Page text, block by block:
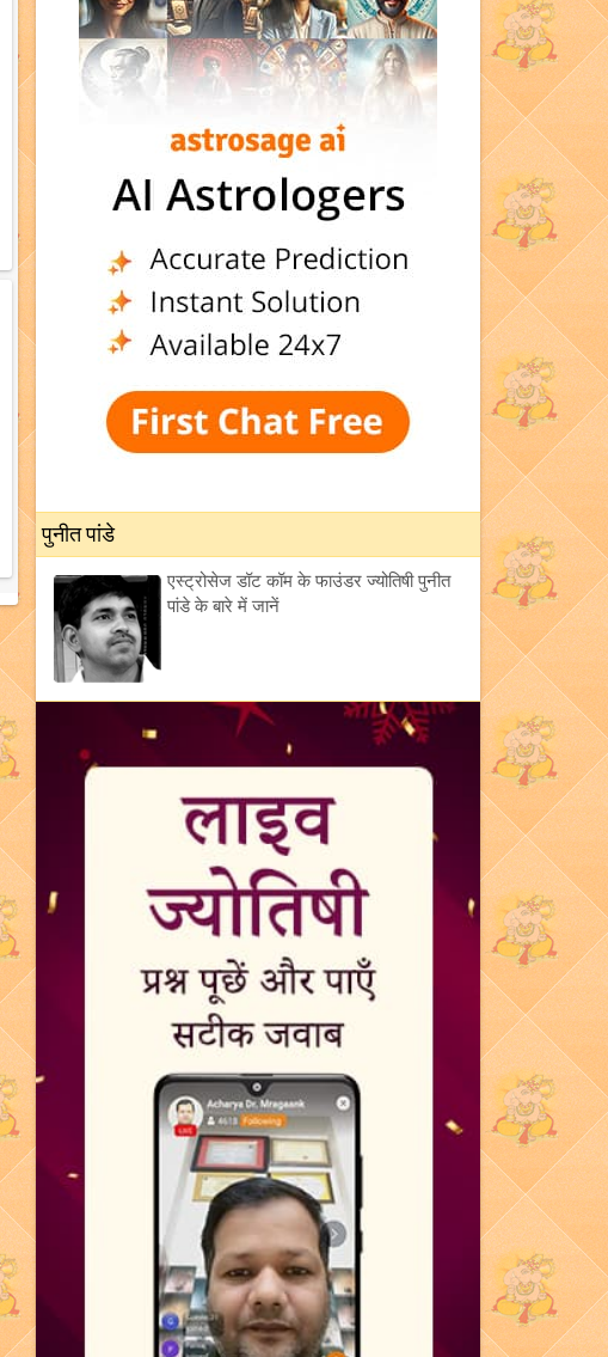
पुनीत पांडे
एस्ट्रोसेज डॉट कॉम के फाउंडर ज्योतिषी पुनीत
पांडे के बारे में जानें